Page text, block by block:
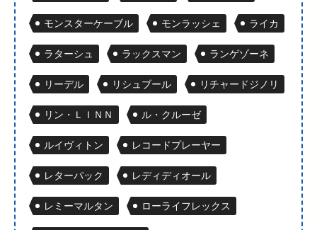
モンスターケーブル モンラッシェ ライカ
ラターシュ ラックスマン ランゲゾーネ
リーデル リシュブール リチャードジノリ
リン・ＬＩＮＮ ル・クルーゼ
ルイヴィトン レコードプレーヤー
レターパック レディディオール
レミーマルタン ローライフレックス